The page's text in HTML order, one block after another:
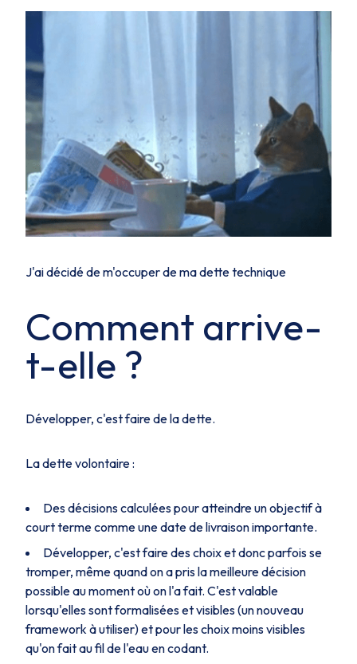
J'ai décidé de m'occuper de ma dette technique
Comment arrive-
t-elle ?
Développer, c'est faire de la dette.
La dette volontaire :
Des décisions calculées pour atteindre un objectif à
court terme comme une date de livraison importante.
Développer, c'est faire des choix et donc parfois se
tromper, même quand on a pris la meilleure décision
possible au moment où on l'a fait. C'est valable
lorsqu'elles sont formalisées et visibles (un nouveau
framework à utiliser) et pour les choix moins visibles
qu'on fait au fil de l'eau en codant.